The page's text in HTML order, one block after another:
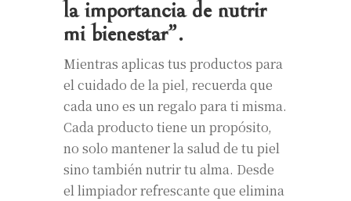
la importancia de nutrir
mi bienestar”.
Mientras aplicas tus productos para
el cuidado de la piel, recuerda que
cada uno es un regalo para ti misma.
Cada producto tiene un propósito,
no solo mantener la salud de tu piel
sino también nutrir tu alma. Desde
el limpiador refrescante que elimina